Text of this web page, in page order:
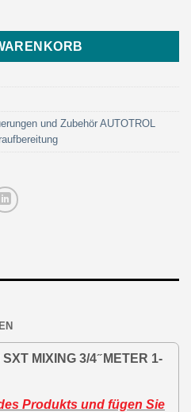
MIXING 3/4 ̋ METER 1-2,4-1 (Art.
und Zubehör AUTOTROL
MIXING 3/4 ̋ METER 1-
Produkts und fügen Sie